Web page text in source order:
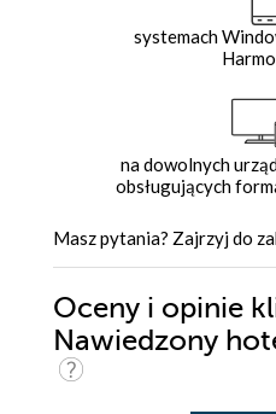
systemach
na dowolnych
obsługujących
Masz pytania? Zajrzyj do
Oceny i opinie
Nawiedzony